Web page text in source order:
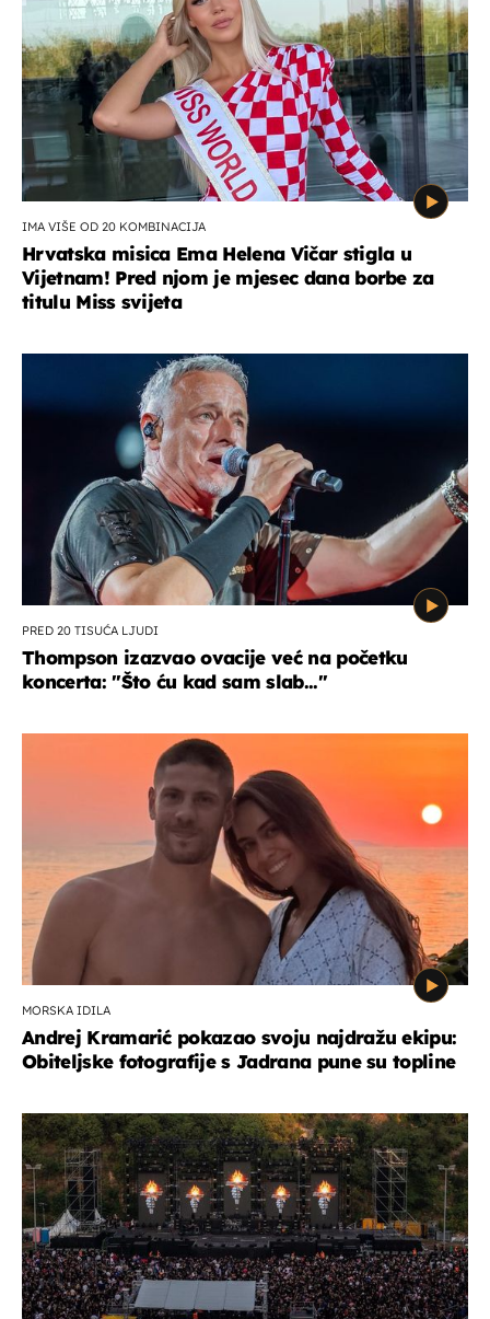
IMA VIŠE OD 20 KOMBINACIJA
Hrvatska misica Ema Helena Vičar stigla u
Vijetnam! Pred njom je mjesec dana borbe za
titulu Miss svijeta
PRED 20 TISUĆA LJUDI
Thompson izazvao ovacije već na početku
koncerta: "Što ću kad sam slab..."
MORSKA IDILA
Andrej Kramarić pokazao svoju najdražu ekipu:
Obiteljske fotografije s Jadrana pune su topline